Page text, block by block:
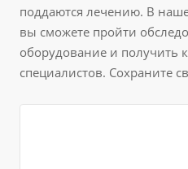
поддаются лечению. В
вы сможете пройти
оборудование и получить
специалистов. Сохраните